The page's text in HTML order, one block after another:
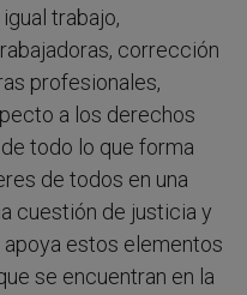
trabajo,
corrección
profesionales,
a los derechos
todo lo que forma
de todos en una
cuestión de justicia y
estos elementos
se encuentran en la